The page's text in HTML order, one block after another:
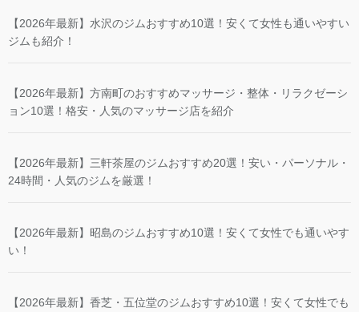
【2026年最新】水沢のジムおすすめ10選！安くて女性も通いやすい
ジムも紹介！
【2026年最新】方南町のおすすめマッサージ・整体・リラクゼーシ
ョン10選！格安・人気のマッサージ店を紹介
【2026年最新】三軒茶屋のジムおすすめ20選！安い・パーソナル・
24時間・人気のジムを厳選！
【2026年最新】昭島のジムおすすめ10選！安くて女性でも通いやす
い！
【2026年最新】香芝・五位堂のジムおすすめ10選！安くて女性でも